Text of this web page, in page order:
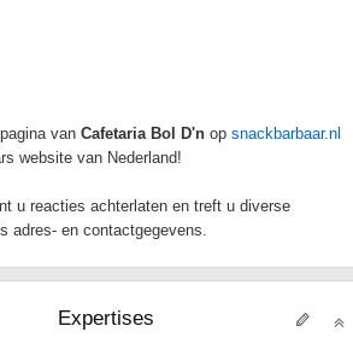
van Cafetaria Bol D'n op snackbarbaar.nl
website van Nederland!
u reacties achterlaten en treft u diverse
adres- en contactgegevens.
Expertises